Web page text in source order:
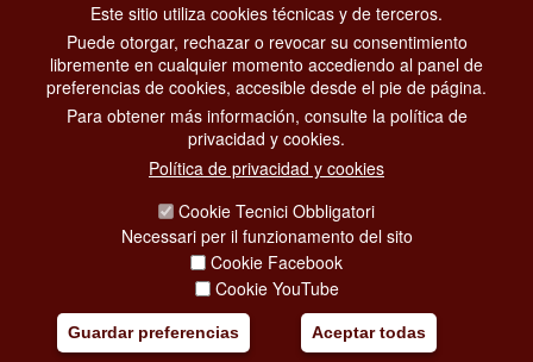
Via di San Basilio, 51
00187 Roma
CONTACT CENTER TEL. 06 06 08
CONTATTA LA REDAZIONE
PRIVACY
SOCIAL MEDIA POLICY
CREDITS
COPYRIGHT
Este sitio utiliza cookies técnicas y de terceros.
Puede otorgar, rechazar o revocar su consentimiento
libremente en cualquier momento accediendo al panel de
preferencias de cookies, accesible desde el pie de página.
Para obtener más información, consulte la política de
privacidad y cookies.
Política de privacidad y cookies
Cookie Tecnici Obbligatori
Necessari per il funzionamento del sito
Cookie Facebook
Cookie YouTube
Guardar preferencias Aceptar todas